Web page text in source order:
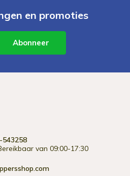
en promoties
Abonneer
543258
van 09:00-17:30